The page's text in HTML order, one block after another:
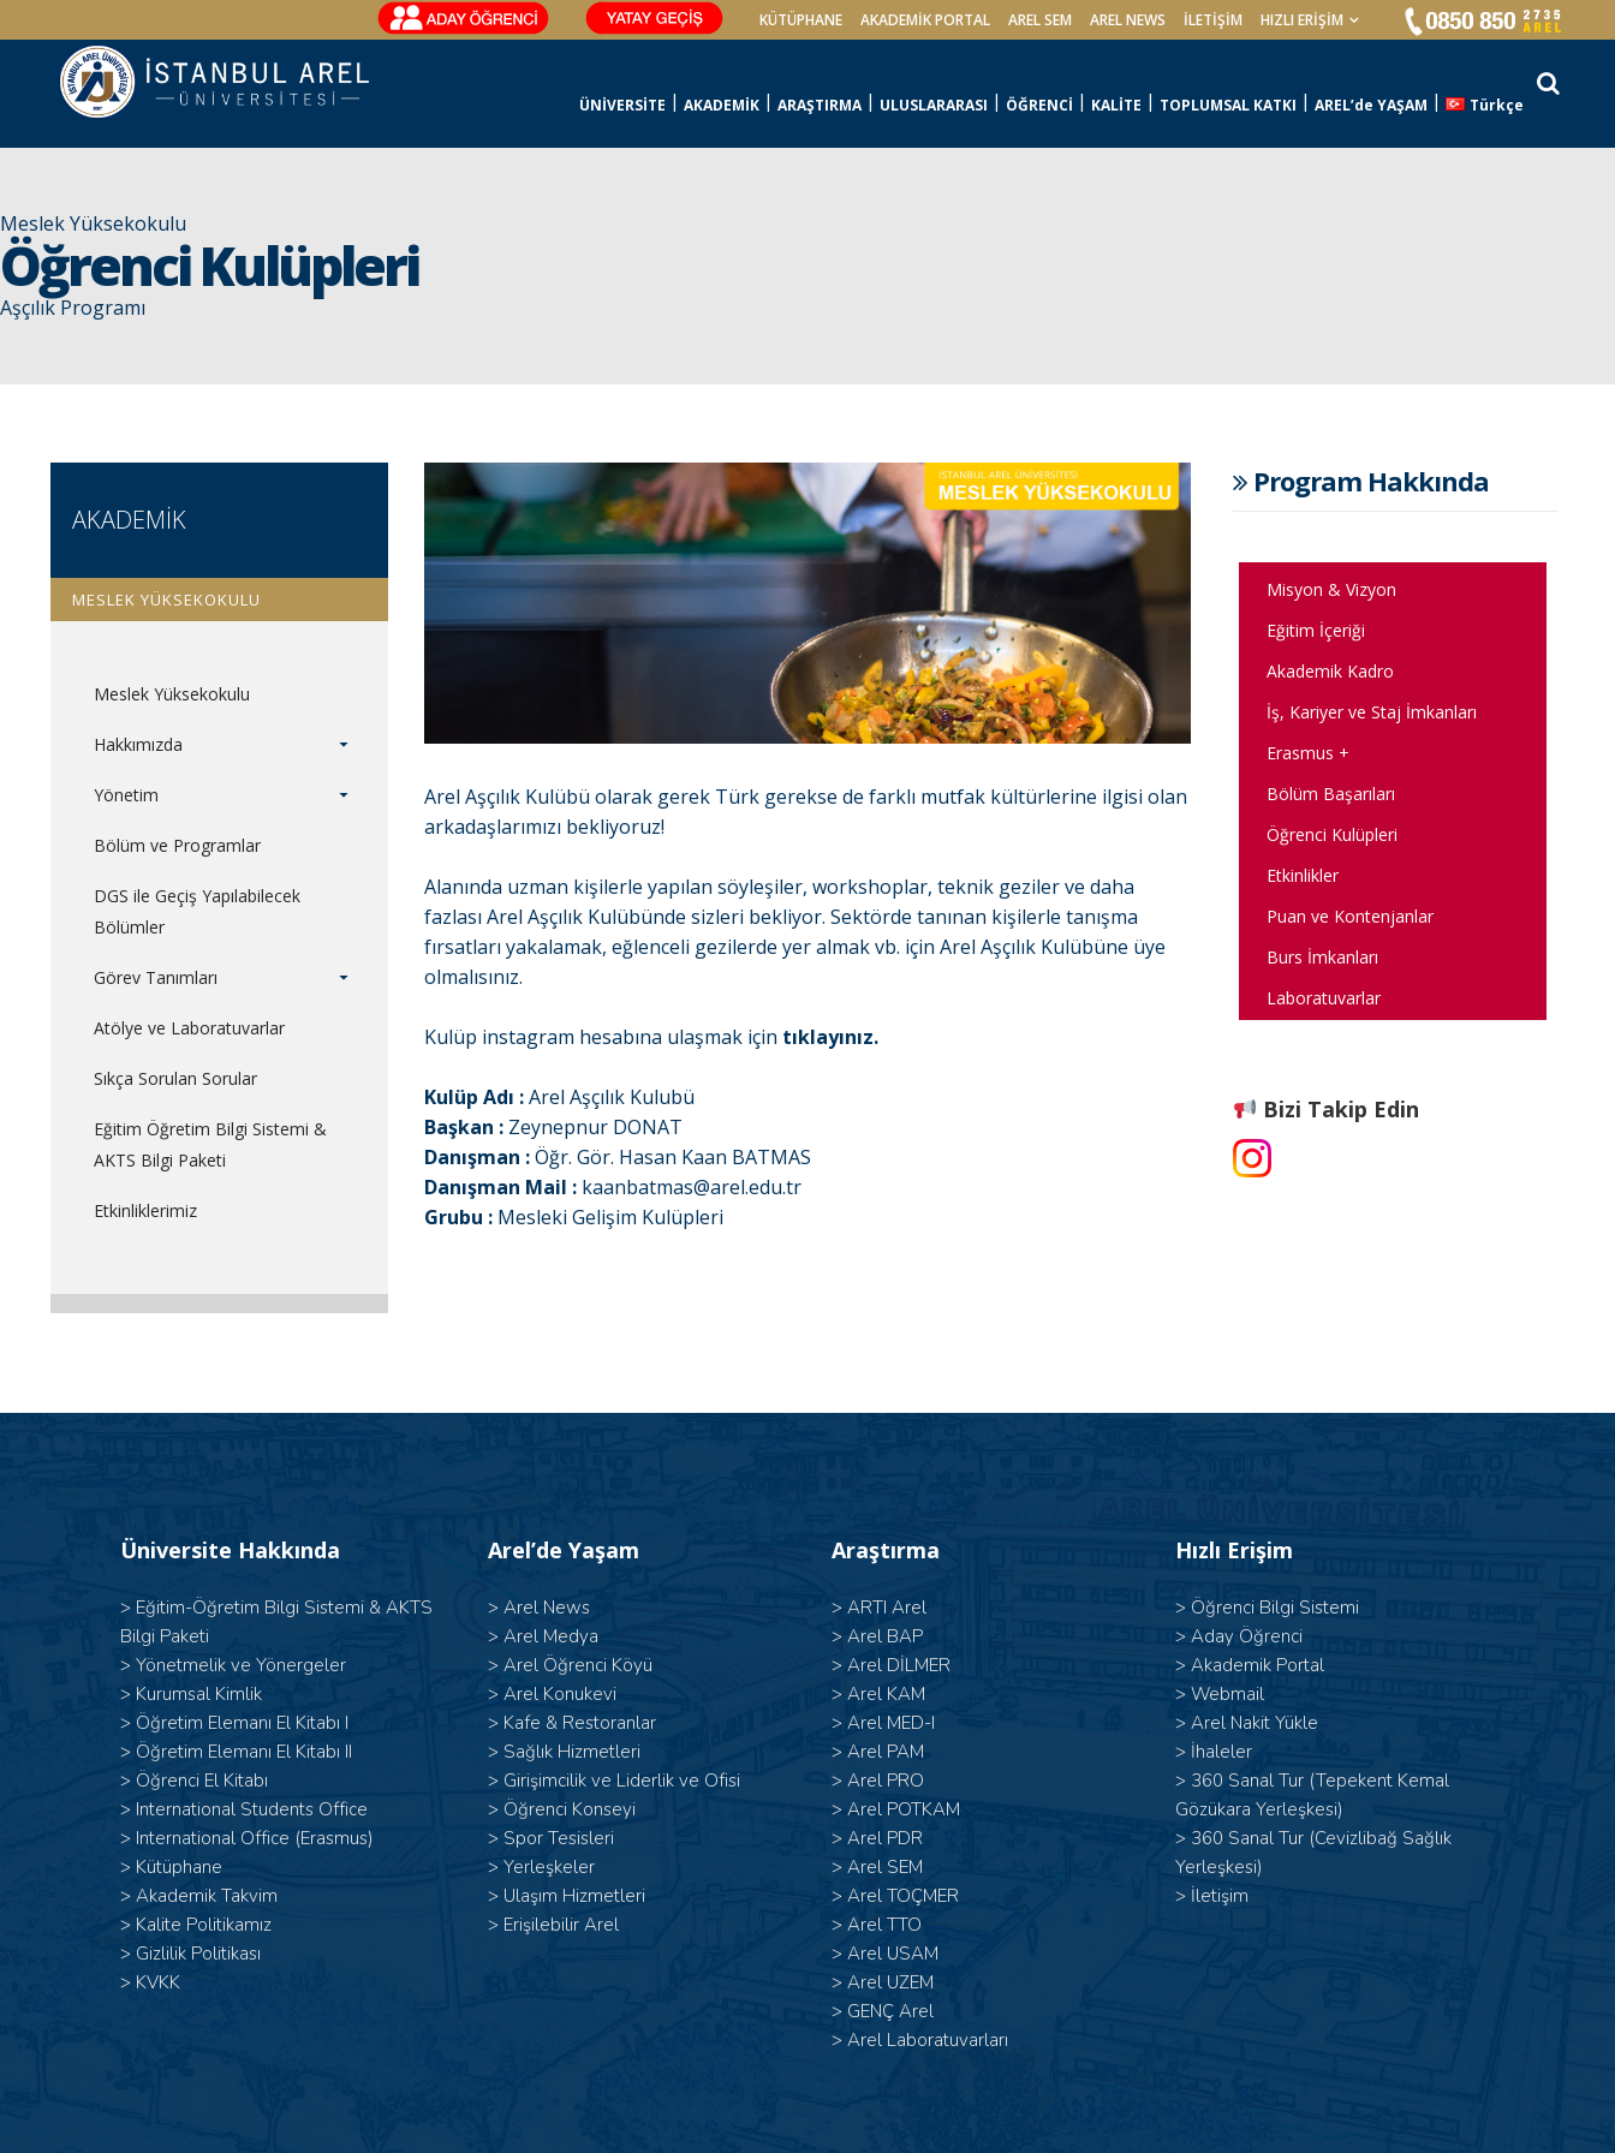
KÜTÜPHANE AKADEMİK PORTAL AREL SEM AREL NEWS İLETIŞIM HIZLI ERİŞİM
ÜNİVERSİTE AKADEMİK ARAŞTIRMA ULUSLARARASI ÖĞRENCİ KALİTE TOPLUMSAL KATKI AREL’de YAŞAM Türkçe
Meslek Yüksekokulu
Öğrenci Kulüpleri
Aşçılık Programı
AKADEMİK
MESLEK YÜKSEKOKULU
Meslek Yüksekokulu
Hakkımızda
Yönetim
Bölüm ve Programlar
DGS ile Geçiş Yapılabilecek
Bölümler
Görev Tanımları
Atölye ve Laboratuvarlar
Sıkça Sorulan Sorular
Eğitim Öğretim Bilgi Sistemi &
AKTS Bilgi Paketi
Etkinliklerimiz
Arel Aşçılık Kulübü olarak gerek Türk gerekse de farklı mutfak kültürlerine ilgisi olan
arkadaşlarımızı bekliyoruz!
Alanında uzman kişilerle yapılan söyleşiler, workshoplar, teknik geziler ve daha
fazlası Arel Aşçılık Kulübünde sizleri bekliyor. Sektörde tanınan kişilerle tanışma
fırsatları yakalamak, eğlenceli gezilerde yer almak vb. için Arel Aşçılık Kulübüne üye
olmalısınız.
Kulüp instagram hesabına ulaşmak için tıklayınız.
Kulüp Adı :Arel Aşçılık Kulubü
Başkan : Zeynepnur DONAT
Danışman :Öğr. Gör. Hasan Kaan BATMAS
Danışman Mail : kaanbatmas@arel.edu.tr
Grubu : Mesleki Gelişim Kulüpleri
Program Hakkında
Misyon & Vizyon
Eğitim İçeriği
Akademik Kadro
İş, Kariyer ve Staj İmkanları
Erasmus +
Bölüm Başarıları
Öğrenci Kulüpleri
Etkinlikler
Puan ve Kontenjanlar
Burs İmkanları
Laboratuvarlar
Bizi Takip Edin
Üniversite Hakkında
> Eğitim-Öğretim Bilgi Sistemi & AKTS
Bilgi Paketi
> Yönetmelik ve Yönergeler
> Kurumsal Kimlik
> Öğretim Elemanı El Kitabı I
> Öğretim Elemanı El Kitabı II
> Öğrenci El Kitabı
> International Students Office
> International Office (Erasmus)
> Kütüphane
> Akademik Takvim
> Kalite Politikamız
> Gizlilik Politikası
> KVKK
Arel’de Yaşam
> Arel News
> Arel Medya
> Arel Öğrenci Köyü
> Arel Konukevi
> Kafe & Restoranlar
> Sağlık Hizmetleri
> Girişimcilik ve Liderlik ve Ofisi
> Öğrenci Konseyi
> Spor Tesisleri
> Yerleşkeler
> Ulaşım Hizmetleri
> Erişilebilir Arel
Araştırma
> ARTI Arel
> Arel BAP
> Arel DİLMER
> Arel KAM
> Arel MED-I
> Arel PAM
> Arel PRO
> Arel POTKAM
> Arel PDR
> Arel SEM
> Arel TOÇMER
> Arel TTO
> Arel USAM
> Arel UZEM
> GENÇ Arel
> Arel Laboratuvarları
Hızlı Erişim
> Öğrenci Bilgi Sistemi
> Aday Öğrenci
> Akademik Portal
> Webmail
> Arel Nakit Yükle
> İhaleler
> 360 Sanal Tur (Tepekent Kemal
Gözükara Yerleşkesi)
> 360 Sanal Tur (Cevizlibağ Sağlık
Yerleşkesi)
> İletişim